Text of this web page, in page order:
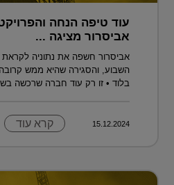
עוד טיפה הנחה
אביסרור מציגה ...
אביסרור חשפה את נתוניה
השבוע, והסגירה שהיא ממש
בלוד • זו רק עוד חברה שרכשה
15.12.2024 קרא עוד